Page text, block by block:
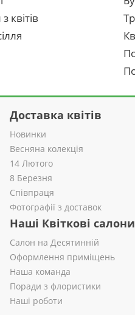
квітів
Доставка квітів
Новинки
Весняна колекція
14 Лютого
8 Березня
Співпраця
Фотографії з доставок
Наші Квіткові салони
Салон на Десятинній
Оформлення приміщень
Наша команда
Поради з флористики
Наші роботи